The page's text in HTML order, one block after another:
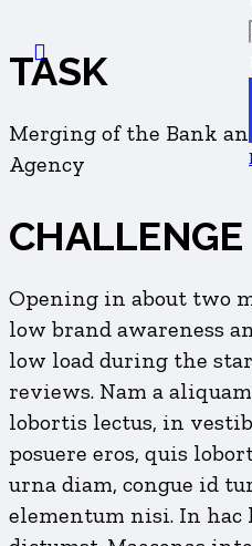
TASK
Merging of the Bank
Agency
CHALLENGE
Opening in about two
low brand awareness
low load during the
reviews. Nam a
lobortis lectus, in
posuere eros, quis
urna diam, congue id
elementum nisi. In hac